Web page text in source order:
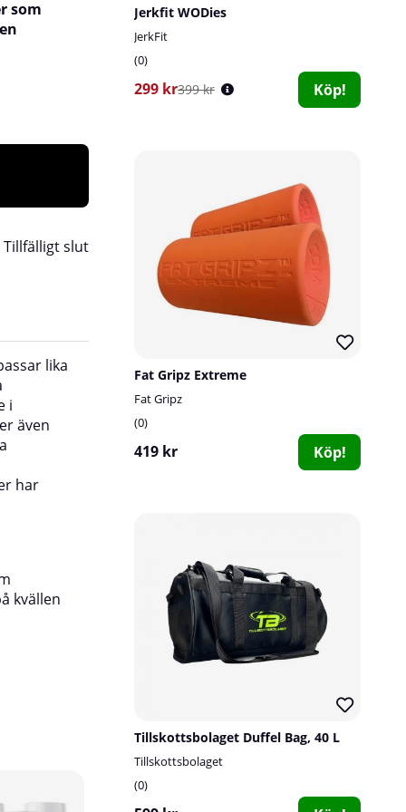
som
Tillfälligt slut
Jerkfit WODies
JerkFit
0
299 kr399 kr Köp!
Fat Gripz Extreme
Fat Gripz
0
419 kr Köp!
Tillskottsbolaget Duffel Bag, 40 L
Tillskottsbolaget
0
lika
i
även
har
kvällen
för att få väldoftande skor på morgonen.
Material:aktivt kol, mineraler.
Information:
Håller ca 6 månader. Påsarna
50